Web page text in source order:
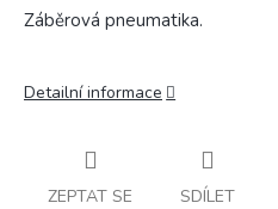
Záběrová pneumatika.
Detailní informace
ZEPTAT SE SDÍLET